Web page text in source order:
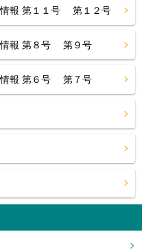
情報 第１１号 第１２号
情報 第８号 第９号
情報 第６号 第７号